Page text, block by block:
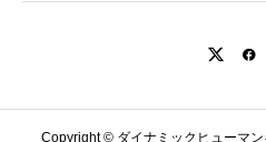
Copyright © ダイナミックヒューマ